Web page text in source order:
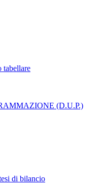
tabellare
(D.U.P.)
di bilancio